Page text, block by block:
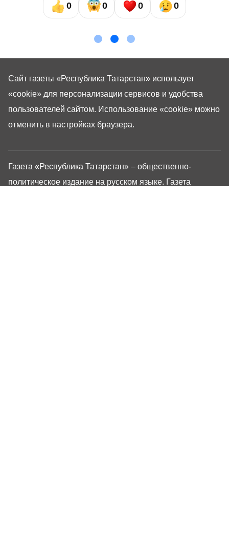
0 0 0 0
Газета «Республика Татарстан» – общественно-
политическое издание на русском языке. Газета
Сайт газеты «Республика Татарстан» использует
«cookie» для персонализации сервисов и удобства
пользователей сайтом. Использование «cookie» можно
отменить в настройках браузера.